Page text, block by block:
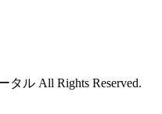
ル All Rights Reserved.